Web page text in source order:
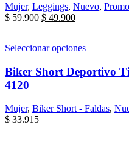
Mujer, Leggings, Nuevo,
$59.900 $ 49.900
Seleccionar opciones
Biker Short Deportivo
4120
Mujer, Biker Short - Faldas,
$ 33.915